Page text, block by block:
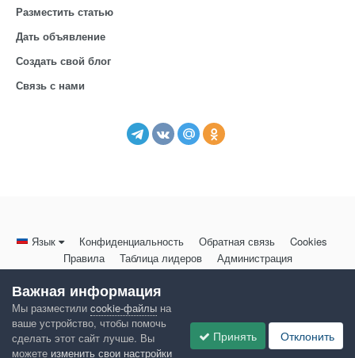
Разместить статью
Дать объявление
Создать свой блог
Связь с нами
Язык Конфиденциальность Обратная связь
Cookies
Правила
Таблица лидеров Администрация
Powered by Invision Community
Важная информация
Мы разместили cookie-файлы на
ваше устройство, чтобы помочь
сделать этот сайт лучше. Вы
можете изменить свои настройки
Принять Отклонить